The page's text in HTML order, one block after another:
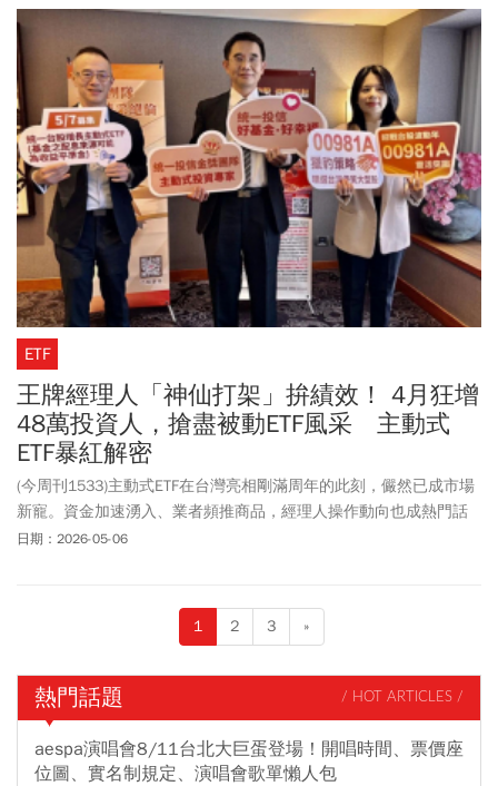
濟)、00997A(主動群益美國增長)也都有超過3%漲幅。在目前台股來
到4萬1的關頭上，究竟主動式ETF要選誰好呢？挑規模大的比較好？
專家如何建議？
ETF
王牌經理人「神仙打架」拚績效！ 4月狂增
48萬投資人，搶盡被動ETF風采 主動式
ETF暴紅解密
(今周刊1533)主動式ETF在台灣亮相剛滿周年的此刻，儼然已成市場
新寵。資金加速湧入、業者頻推商品，經理人操作動向也成熱門話
題。暴紅的底氣，是投信業者紛紛推出王牌操盤手登場秀拳腳，是
大，操盤難度恐將提高，經理人們的新試煉，也將開始。
日期：2026-05-06
1 2 3 »
熱門話題 / HOT ARTICLES /
aespa演唱會8/11台北大巨蛋登場！開唱時間、票價座
位圖、實名制規定、演唱會歌單懶人包